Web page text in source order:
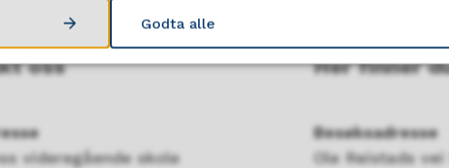
oss
videregående skole
Her finner
Besøksadresse
Ole Reistads vei
Godta alle